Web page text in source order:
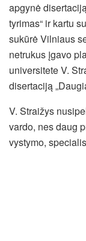
apgynė
tyrimas“ ir kartu
sukūrė Vilniaus
netrukus įgavo
universitete V.
disertaciją
V. Straižys
vardo, nes daug
vystymo,